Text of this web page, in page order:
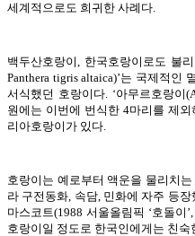
세계적으로도 희귀한 사례다.
백두산호랑이, 한국호랑이로도 불
Panthera tigris altaica)’는 국제적인
서식했던 호랑이다. ‘아무르호랑이
원에는 이번에 번식한 4마리를 제
리아호랑이가 있다.
호랑이는 예로부터 액운을 물리치
라 구전동화, 속담, 민화에 자주 등
마스코트(1988 서울올림픽 ‘호돌이
호랑이일 정도로 한국인에게는 친숙